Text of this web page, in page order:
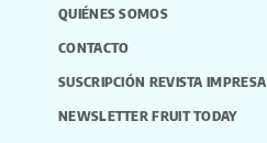
QUIÉNES SOMOS
CONTACTO
SUSCRIPCIÓN REVISTA IMPRESA
NEWSLETTER FRUIT TODAY